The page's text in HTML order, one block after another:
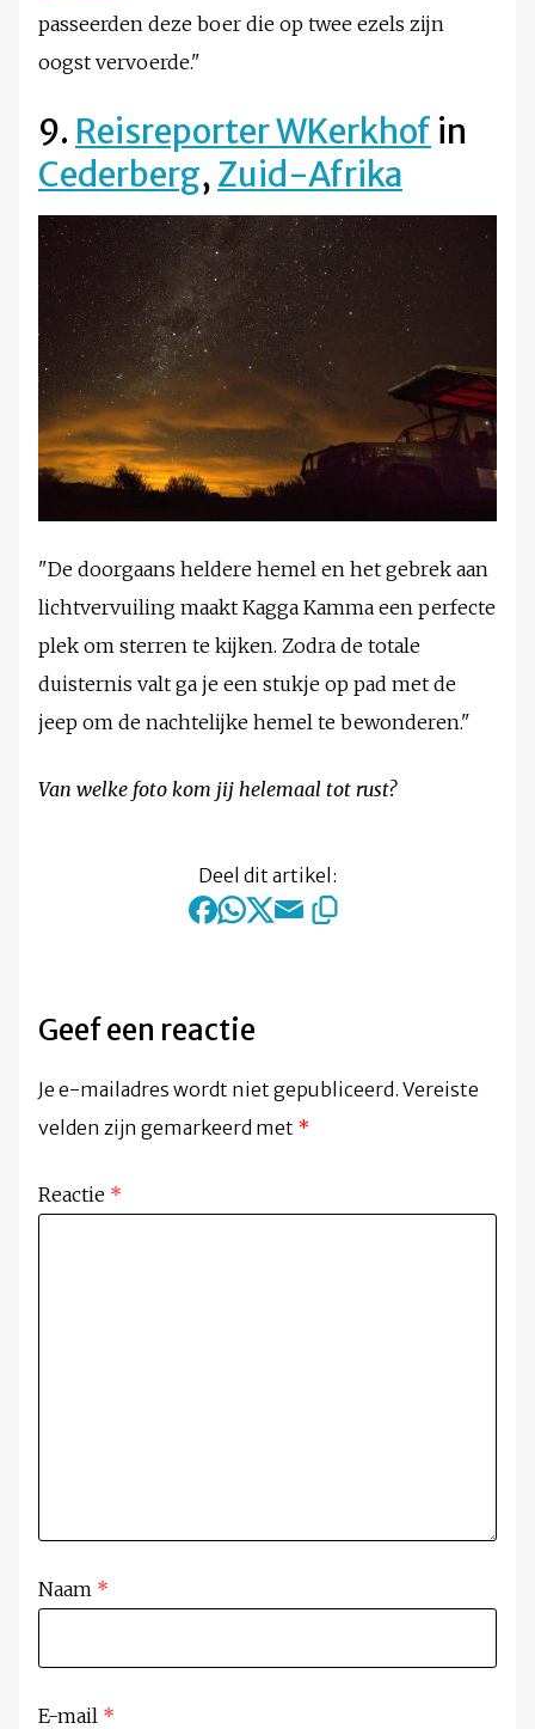
passeerden deze boer die op twee ezels zijn
oogst vervoerde."
9. Reisreporter WKerkhof in
Cederberg,Zuid-Afrika
"De doorgaans heldere hemel en het gebrek aan
lichtvervuiling maakt Kagga Kamma een perfecte
plek om sterren te kijken. Zodra de totale
duisternis valt ga je een stukje op pad met de
jeep om de nachtelijke hemel te bewonderen."
Van welke foto kom jij helemaal tot rust?
Deel dit artikel:
Geef een reactie
Je e-mailadres wordt niet gepubliceerd. Vereiste
velden zijn gemarkeerd met *
Reactie *
Naam *
E-mail *